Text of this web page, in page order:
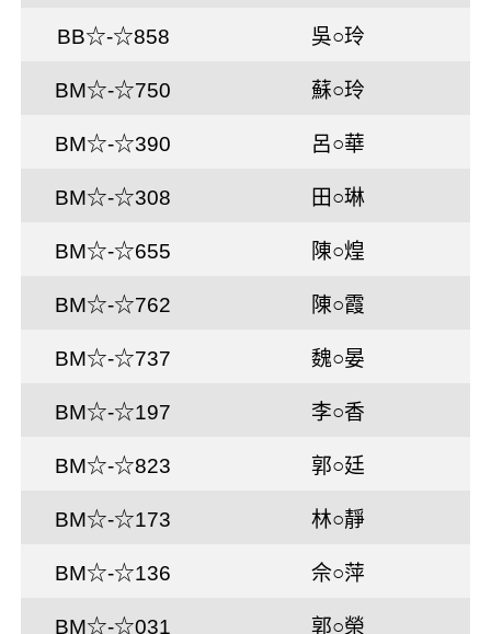
BB☆-☆858 吳○玲
BM☆-☆750 蘇○玲
BM☆-☆390 呂○華
BM☆-☆308 田○琳
BM☆-☆655 陳○煌
BM☆-☆762 陳○霞
BM☆-☆737 魏○晏
BM☆-☆197 李○香
BM☆-☆823 郭○廷
BM☆-☆173 林○靜
BM☆-☆136 佘○萍
BM☆-☆031 郭○榮